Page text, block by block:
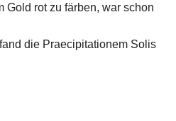
rot zu färben, war schon
die Praecipitationem Solis